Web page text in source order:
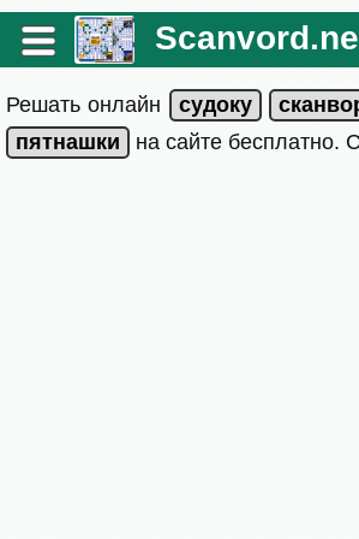
Решать онлайн
на сайте бесплатно.